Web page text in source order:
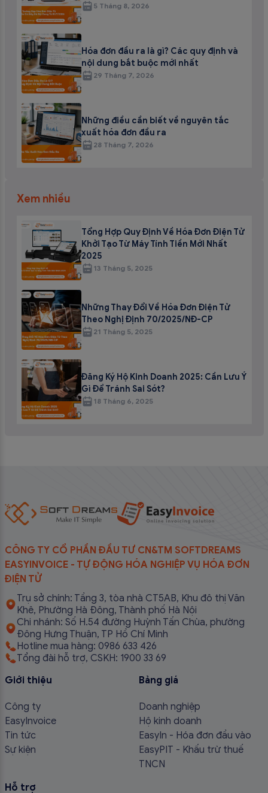
5 Tháng 8, 2026
Hóa đơn đầu ra là gì? Các quy định và
nội dung bắt buộc mới nhất
29 Tháng 7, 2026
Những điều cần biết về nguyên tắc
xuất hóa đơn đầu ra
28 Tháng 7, 2026
Xem nhiều
Tổng Hợp Quy Định Về Hóa Đơn Điện Tử
Khởi Tạo Từ Máy Tính Tiền Mới Nhất
2025
13 Tháng 5, 2025
Những Thay Đổi Về Hóa Đơn Điện Tử
Theo Nghị Định 70/2025/NĐ-CP
21 Tháng 5, 2025
Đăng Ký Hộ Kinh Doanh 2025: Cần Lưu Ý
Gì Để Tránh Sai Sót?
18 Tháng 6, 2025
CÔNG TY CỔ PHẦN ĐẦU TƯ CN&TM SOFTDREAMS
EASYINVOICE - TỰ ĐỘNG HÓA NGHIỆP VỤ HÓA ĐƠN
ĐIỆN TỬ
Trụ sở chính: Tầng 3, tòa nhà CT5AB, Khu đô thị Văn
Khê, Phường Hà Đông, Thành phố Hà Nội
Chi nhánh: Số H.54 đường Huỳnh Tấn Chùa, phường
Đông Hưng Thuận, TP Hồ Chí Minh
Hotline mua hàng: 0986 633 426
Tổng đài hỗ trợ, CSKH: 1900 33 69
Giới thiệu
Công ty
EasyInvoice
Tin tức
Sự kiện
Bảng giá
Doanh nghiệp
Hộ kinh doanh
EasyIn - Hóa đơn đầu vào
EasyPIT - Khấu trừ thuế
TNCN
Hỗ trợ